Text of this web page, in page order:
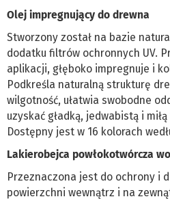
Olej impregnujący do drewna
Stworzony został na bazie
dodatku filtrów ochronnych UV.
aplikacji, głęboko impregnuje i
Podkreśla naturalną strukturę
wilgotność, ułatwia swobodne
uzyskać gładką, jedwabistą i
Dostępny jest w 16 kolorach
Lakierobejca powłokotwórcza
Przeznaczona jest do ochrony i
powierzchni wewnątrz i na